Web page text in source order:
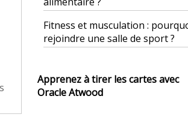
Fitness et musculation :
rejoindre une salle de sport ?
Apprenez à tirer les cartes avec
Oracle Atwood